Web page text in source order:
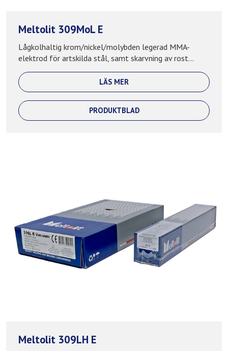
Meltolit 309MoL E
Lågkolhaltig krom/nickel/molybden legerad MMA-
elektrod för artskilda stål, samt skarvning av rost...
LÄS MER
PRODUKTBLAD
Meltolit 309LH E